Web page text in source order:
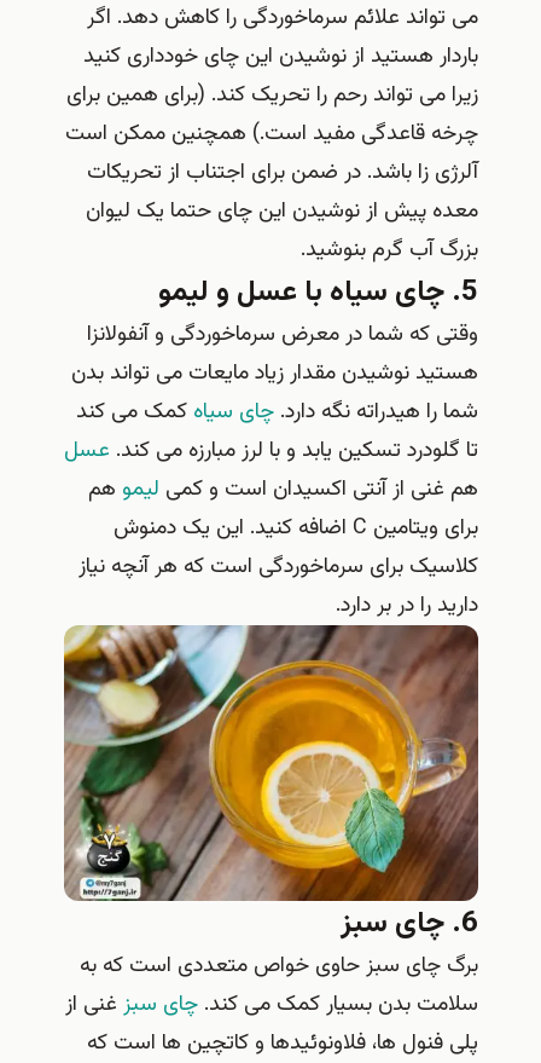
می تواند علائم سرماخوردگی را کاهش دهد. اگر
باردار هستید از نوشیدن این چای خودداری کنید
زیرا می تواند رحم را تحریک کند. (برای همین برای
چرخه قاعدگی مفید است.) همچنین ممکن است
آلرژی زا باشد. در ضمن برای اجتناب از تحریکات
معده پیش از نوشیدن این چای حتما یک لیوان
بزرگ آب گرم بنوشید.
5. چای سیاه با عسل و لیمو
وقتی که شما در معرض سرماخوردگی و آنفولانزا
هستید نوشیدن مقدار زیاد مایعات می تواند بدن
شما را هیدراته نگه دارد.چای سیاه کمک می کند
تا گلودرد تسکین یابد و با لرز مبارزه می کند. عسل
هم غنی از آنتی اکسیدان است و کمی لیمو هم
برای ویتامین C اضافه کنید. این یک دمنوش
کلاسیک برای سرماخوردگی است که هر آنچه نیاز
دارید را در بر دارد.
6. چای سبز
برگ چای سبز حاوی خواص متعددی است که به
سلامت بدن بسیار کمک می کند.چای سبز غنی از
پلی فنول ها، فلاونوئیدها و کاتچین ها است که